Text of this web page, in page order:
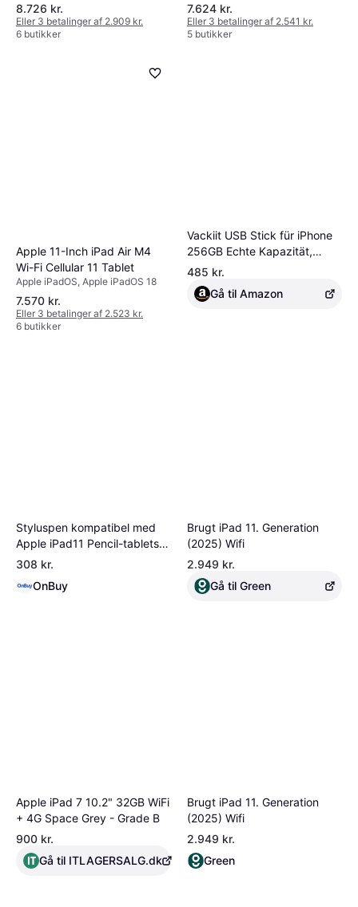
8.726 kr.
Eller 3 betalinger af 2.909 kr.
6 butikker
7.624 kr.
Eller 3 betalinger af 2.541 kr.
5 butikker
Apple 11-Inch iPad Air M4
Wi-Fi Cellular 11 Tablet
Apple iPadOS, Apple iPadOS 18
7.570 kr.
Eller 3 betalinger af 2.523 kr.
6 butikker
Vackiit USB Stick für iPhone
256GB Echte Kapazität,
Apple-zertifizierter USB 3.0
Stick MFi Lightning,USB-C
Foto-Stick,Externer
485 kr.
Gå til Amazon
Styluspen kompatibel med
Apple iPad11 Pencil-tablets –
hurtig opladning,
med iPad Air2-7, Mini2-7,
308 kr.
OnBuy
Brugt iPad 11. Generation
(2025) Wifi
2.949 kr.
Gå til Green
Apple iPad 7 10.2" 32GB WiFi
+ 4G Space Grey - Grade B
900 kr.
Gå til ITLAGERSALG.dk
Brugt iPad 11. Generation
(2025) Wifi
2.949 kr.
Green